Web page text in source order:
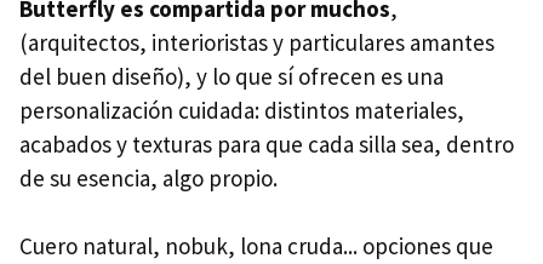
Butterfly es compartida por muchos,
(arquitectos, interioristas y particulares amantes
del buen diseño), y lo que sí ofrecen es una
personalización cuidada: distintos materiales,
acabados y texturas para que cada silla sea, dentro
de su esencia, algo propio.
Cuero natural, nobuk, lona cruda... opciones que